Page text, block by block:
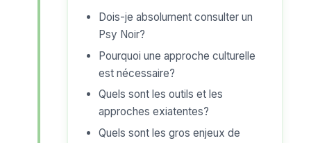
Dois-je absolument consulter un
Psy Noir?
Pourquoi une approche culturelle
est nécessaire?
Quels sont les outils et les
approches exiatentes?
Quels sont les gros enjeux de